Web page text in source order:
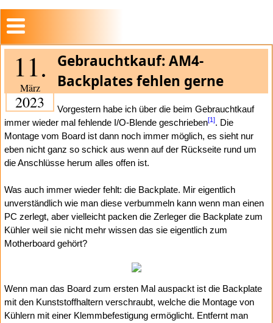
11.
März
2023
Gebrauchtkauf: AM4-
Backplates fehlen gerne
Vorgestern habe ich über die beim Gebrauchtkauf
immer wieder mal fehlende I/O-Blende geschrieben[1]. Die
Montage vom Board ist dann noch immer möglich, es sieht nur
eben nicht ganz so schick aus wenn auf der Rückseite rund um
die Anschlüsse herum alles offen ist.
Was auch immer wieder fehlt: die Backplate. Mir eigentlich
unverständlich wie man diese verbummeln kann wenn man einen
PC zerlegt, aber vielleicht packen die Zerleger die Backplate zum
Kühler weil sie nicht mehr wissen das sie eigentlich zum
Motherboard gehört?
Wenn man das Board zum ersten Mal auspackt ist die Backplate
mit den Kunststoffhaltern verschraubt, welche die Montage von
Kühlern mit einer Klemmbefestigung ermöglicht. Entfernt man